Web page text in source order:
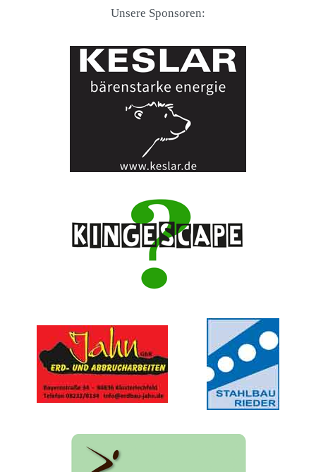
Unsere Sponsoren: